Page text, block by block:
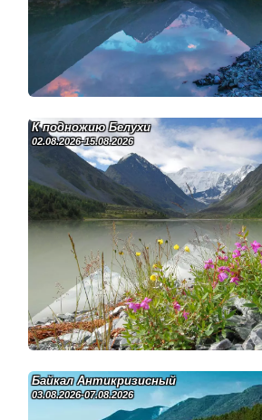
К подножию Белухи
02.08.2026-15.08.2026
Байкал Антикризисный
03.08.2026-07.08.2026